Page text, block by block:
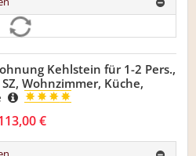
Kehlstein für 1-2 Pers.,
SZ, Wohnzimmer, Küche,
€